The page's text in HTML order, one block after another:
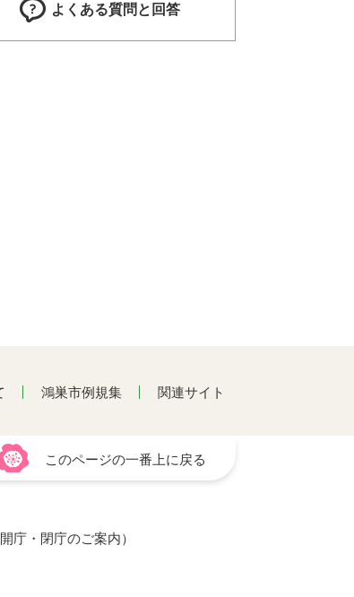
よくある質問と回答
鴻巣市例規集 関連サイト
このページの一番上に戻る
庁・閉庁のご案内）